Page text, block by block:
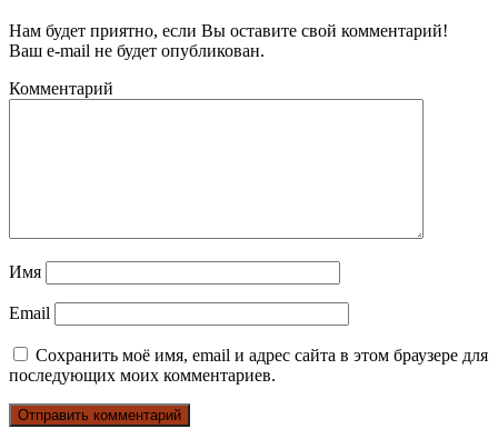
Нам будет приятно, если Вы оставите свой комментарий!
Ваш e-mail не будет опубликован.
Комментарий
Имя
Email
Сохранить моё имя, email и адрес сайта в этом браузере для
последующих моих комментариев.